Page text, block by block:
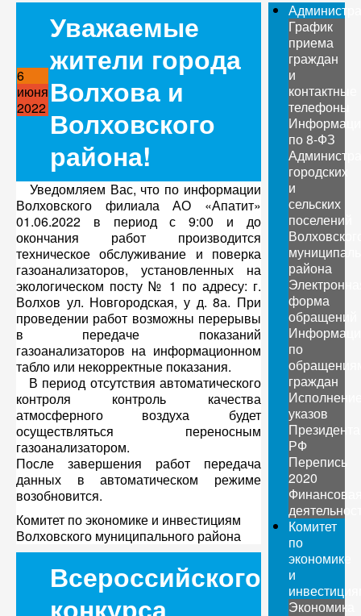
6
июня
2022
Уважаемые
жители города
Волхова и
Волховского
района!
Уведомляем Вас, что по информации
Волховского филиала АО «Апатит»
01.06.2022 в период с 9:00 и до
окончания работ производится
техническое обслуживание и поверка
газоанализаторов, установленных на
экологическом посту № 1 по адресу: г.
Волхов ул. Новгородская, у д. 8а. При
проведении работ возможны перерывы
в передаче показаний
газоанализаторов на информационном
табло или некорректные показания.
В период отсутствия автоматического
контроля контроль качества
атмосферного воздуха будет
осуществляться переносным
газоанализатором.
После завершения работ передача
данных в автоматическом режиме
возобновится.
Комитет по экономике и инвестициям
Волховского муниципального района
Всероссийского
График
приема
граждан
и
контактные
телефоны
по 8-ФЗ
городских
и
сельских
поселений
района
форма
обращений
по
граждан
указов
Президента
РФ
Перепись
2020
Комитет
по
экономике
и
Экономика